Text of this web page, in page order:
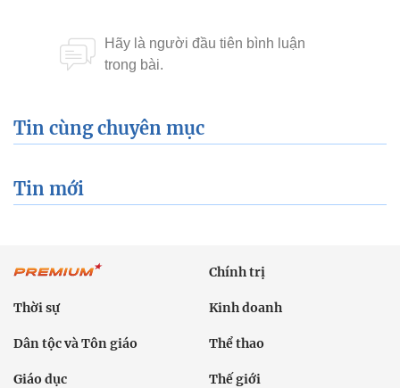
Tin cùng chuyên mục
Tin mới
Chính trị
Thời sự Kinh doanh
Dân tộc và Tôn giáo Thể thao
Giáo dục Thế giới